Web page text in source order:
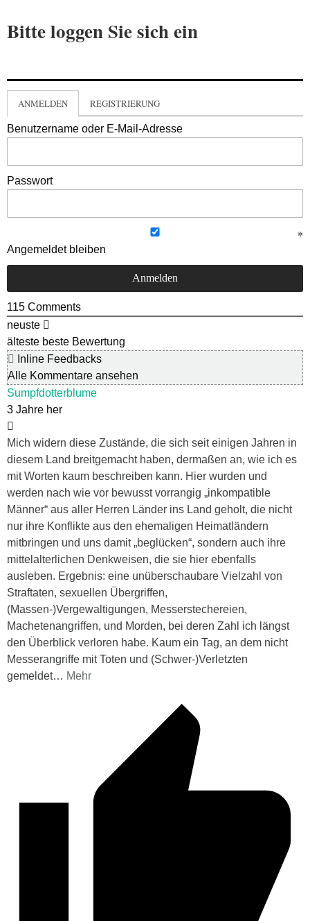
Bitte loggen Sie sich ein
ANMELDEN REGISTRIERUNG
Benutzername oder E-Mail-Adresse
Passwort
Angemeldet bleiben
115 Comments
neuste
älteste beste Bewertung
Inline Feedbacks
Alle Kommentare ansehen
Sumpfdotterblume
3 Jahre her
Mich widern diese Zustände, die sich seit einigen Jahren in
diesem Land breitgemacht haben, dermaßen an, wie ich es
mit Worten kaum beschreiben kann. Hier wurden und
werden nach wie vor bewusst vorrangig „inkompatible
Männer“ aus aller Herren Länder ins Land geholt, die nicht
nur ihre Konflikte aus den ehemaligen Heimatländern
mitbringen und uns damit „beglücken“, sondern auch ihre
mittelalterlichen Denkweisen, die sie hier ebenfalls
ausleben. Ergebnis: eine unüberschaubare Vielzahl von
Straftaten, sexuellen Übergriffen,
(Massen-)Vergewaltigungen, Messerstechereien,
Machetenangriffen, und Morden, bei deren Zahl ich längst
den Überblick verloren habe. Kaum ein Tag, an dem nicht
Messerangriffe mit Toten und (Schwer-)Verletzten
gemeldet… Mehr